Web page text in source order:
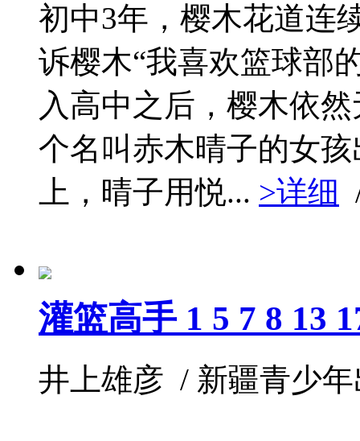
初中3年，樱木花道连
诉樱木“我喜欢篮球部
入高中之后，樱木依
个名叫赤木晴子的女
上，晴子用悦... >详细
灌篮高手 1 5 7 8 13
井上雄彦 / 新疆青少